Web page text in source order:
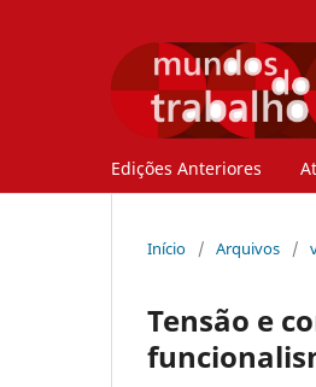
Edições Anteriores
Início / Arquivos /
Tensão e